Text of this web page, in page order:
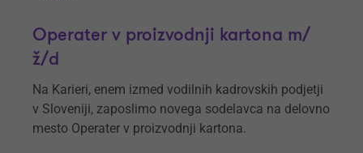
Operater v proizvodnji kartona m/
ž/d
Na Karieri, enem izmed vodilnih kadrovskih podjetji
v Sloveniji, zaposlimo novega sodelavca na delovno
mesto Operater v proizvodnji kartona.